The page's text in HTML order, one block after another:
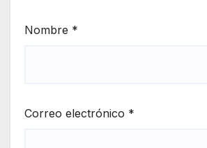
Nombre *
Correo electrónico *